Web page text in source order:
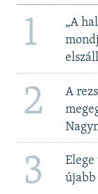
1
„A
2
A
3
Elege
újabb